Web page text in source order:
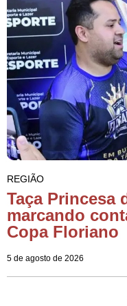
REGIÃO
Taça Princesa
marcando
Copa Floriano
5 de agosto de 2026